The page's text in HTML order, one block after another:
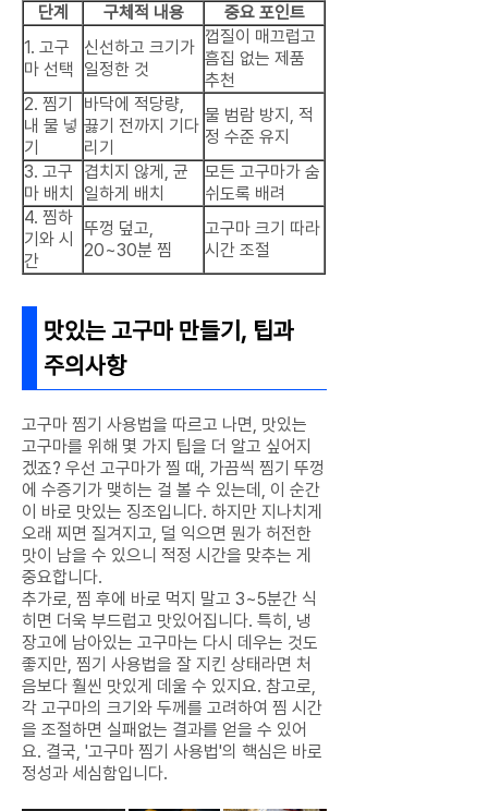
단계
구체적 내용
중요 포인트
1. 고구
마 선택
신선하고 크기가
일정한 것
껍질이 매끄럽고
흠집 없는 제품
추천
2. 찜기
내 물 넣
기
바닥에 적당량,
끓기 전까지 기다
리기
물 범람 방지, 적
정 수준 유지
3. 고구
마 배치
겹치지 않게, 균
일하게 배치
모든 고구마가 숨
쉬도록 배려
4. 찜하
기와 시
간
뚜껑 덮고,
20~30분 찜
고구마 크기 따라
시간 조절
맛있는 고구마 만들기, 팁과
주의사항
고구마 찜기 사용법을 따르고 나면, 맛있는
고구마를 위해 몇 가지 팁을 더 알고 싶어지
겠죠? 우선 고구마가 찔 때, 가끔씩 찜기 뚜껑
에 수증기가 맺히는 걸 볼 수 있는데, 이 순간
이 바로 맛있는 징조입니다. 하지만 지나치게
오래 찌면 질겨지고, 덜 익으면 뭔가 허전한
맛이 남을 수 있으니 적정 시간을 맞추는 게
중요합니다.
추가로, 찜 후에 바로 먹지 말고 3~5분간 식
히면 더욱 부드럽고 맛있어집니다. 특히, 냉
장고에 남아있는 고구마는 다시 데우는 것도
좋지만, 찜기 사용법을 잘 지킨 상태라면 처
음보다 훨씬 맛있게 데울 수 있지요. 참고로,
각 고구마의 크기와 두께를 고려하여 찜 시간
을 조절하면 실패없는 결과를 얻을 수 있어
요. 결국, '고구마 찜기 사용법'의 핵심은 바로
정성과 세심함입니다.